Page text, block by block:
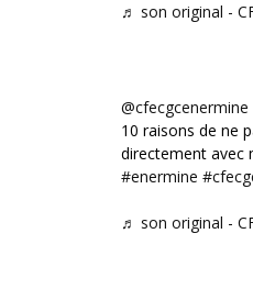
♬ son original -
@cfecgcenermine
10 raisons de ne
directement avec
#enermine
♬ son original -